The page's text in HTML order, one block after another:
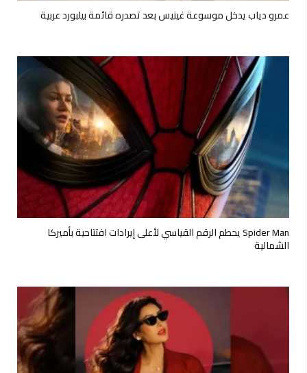
عمرو دياب يدخل موسوعة غينيس بعد تصدره قائمة بيلبورد عربية
Spider Man يحطم الرقم القياسي لأعلى إيرادات افتتاحية بأميركا
الشمالية